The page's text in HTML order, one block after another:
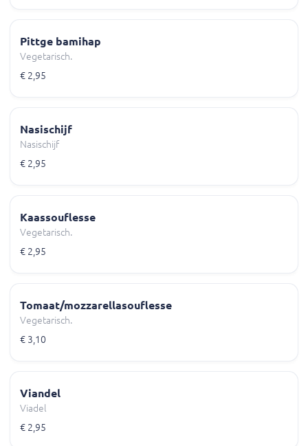
Pittge bamihap
Vegetarisch.
€ 2,95
Nasischijf
Nasischijf
€ 2,95
Kaassouflesse
Vegetarisch.
€ 2,95
Tomaat/mozzarellasouflesse
Vegetarisch.
€ 3,10
Viandel
Viadel
€ 2,95